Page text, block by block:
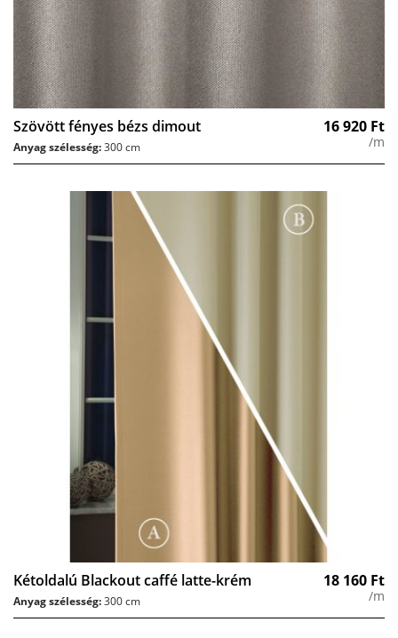
Szövött fényes bézs dimout 16 920 Ft
/m
Anyag szélesség:300 cm
Kétoldalú Blackout caffé latte-krém 18 160 Ft
/m
Anyag szélesség:300 cm